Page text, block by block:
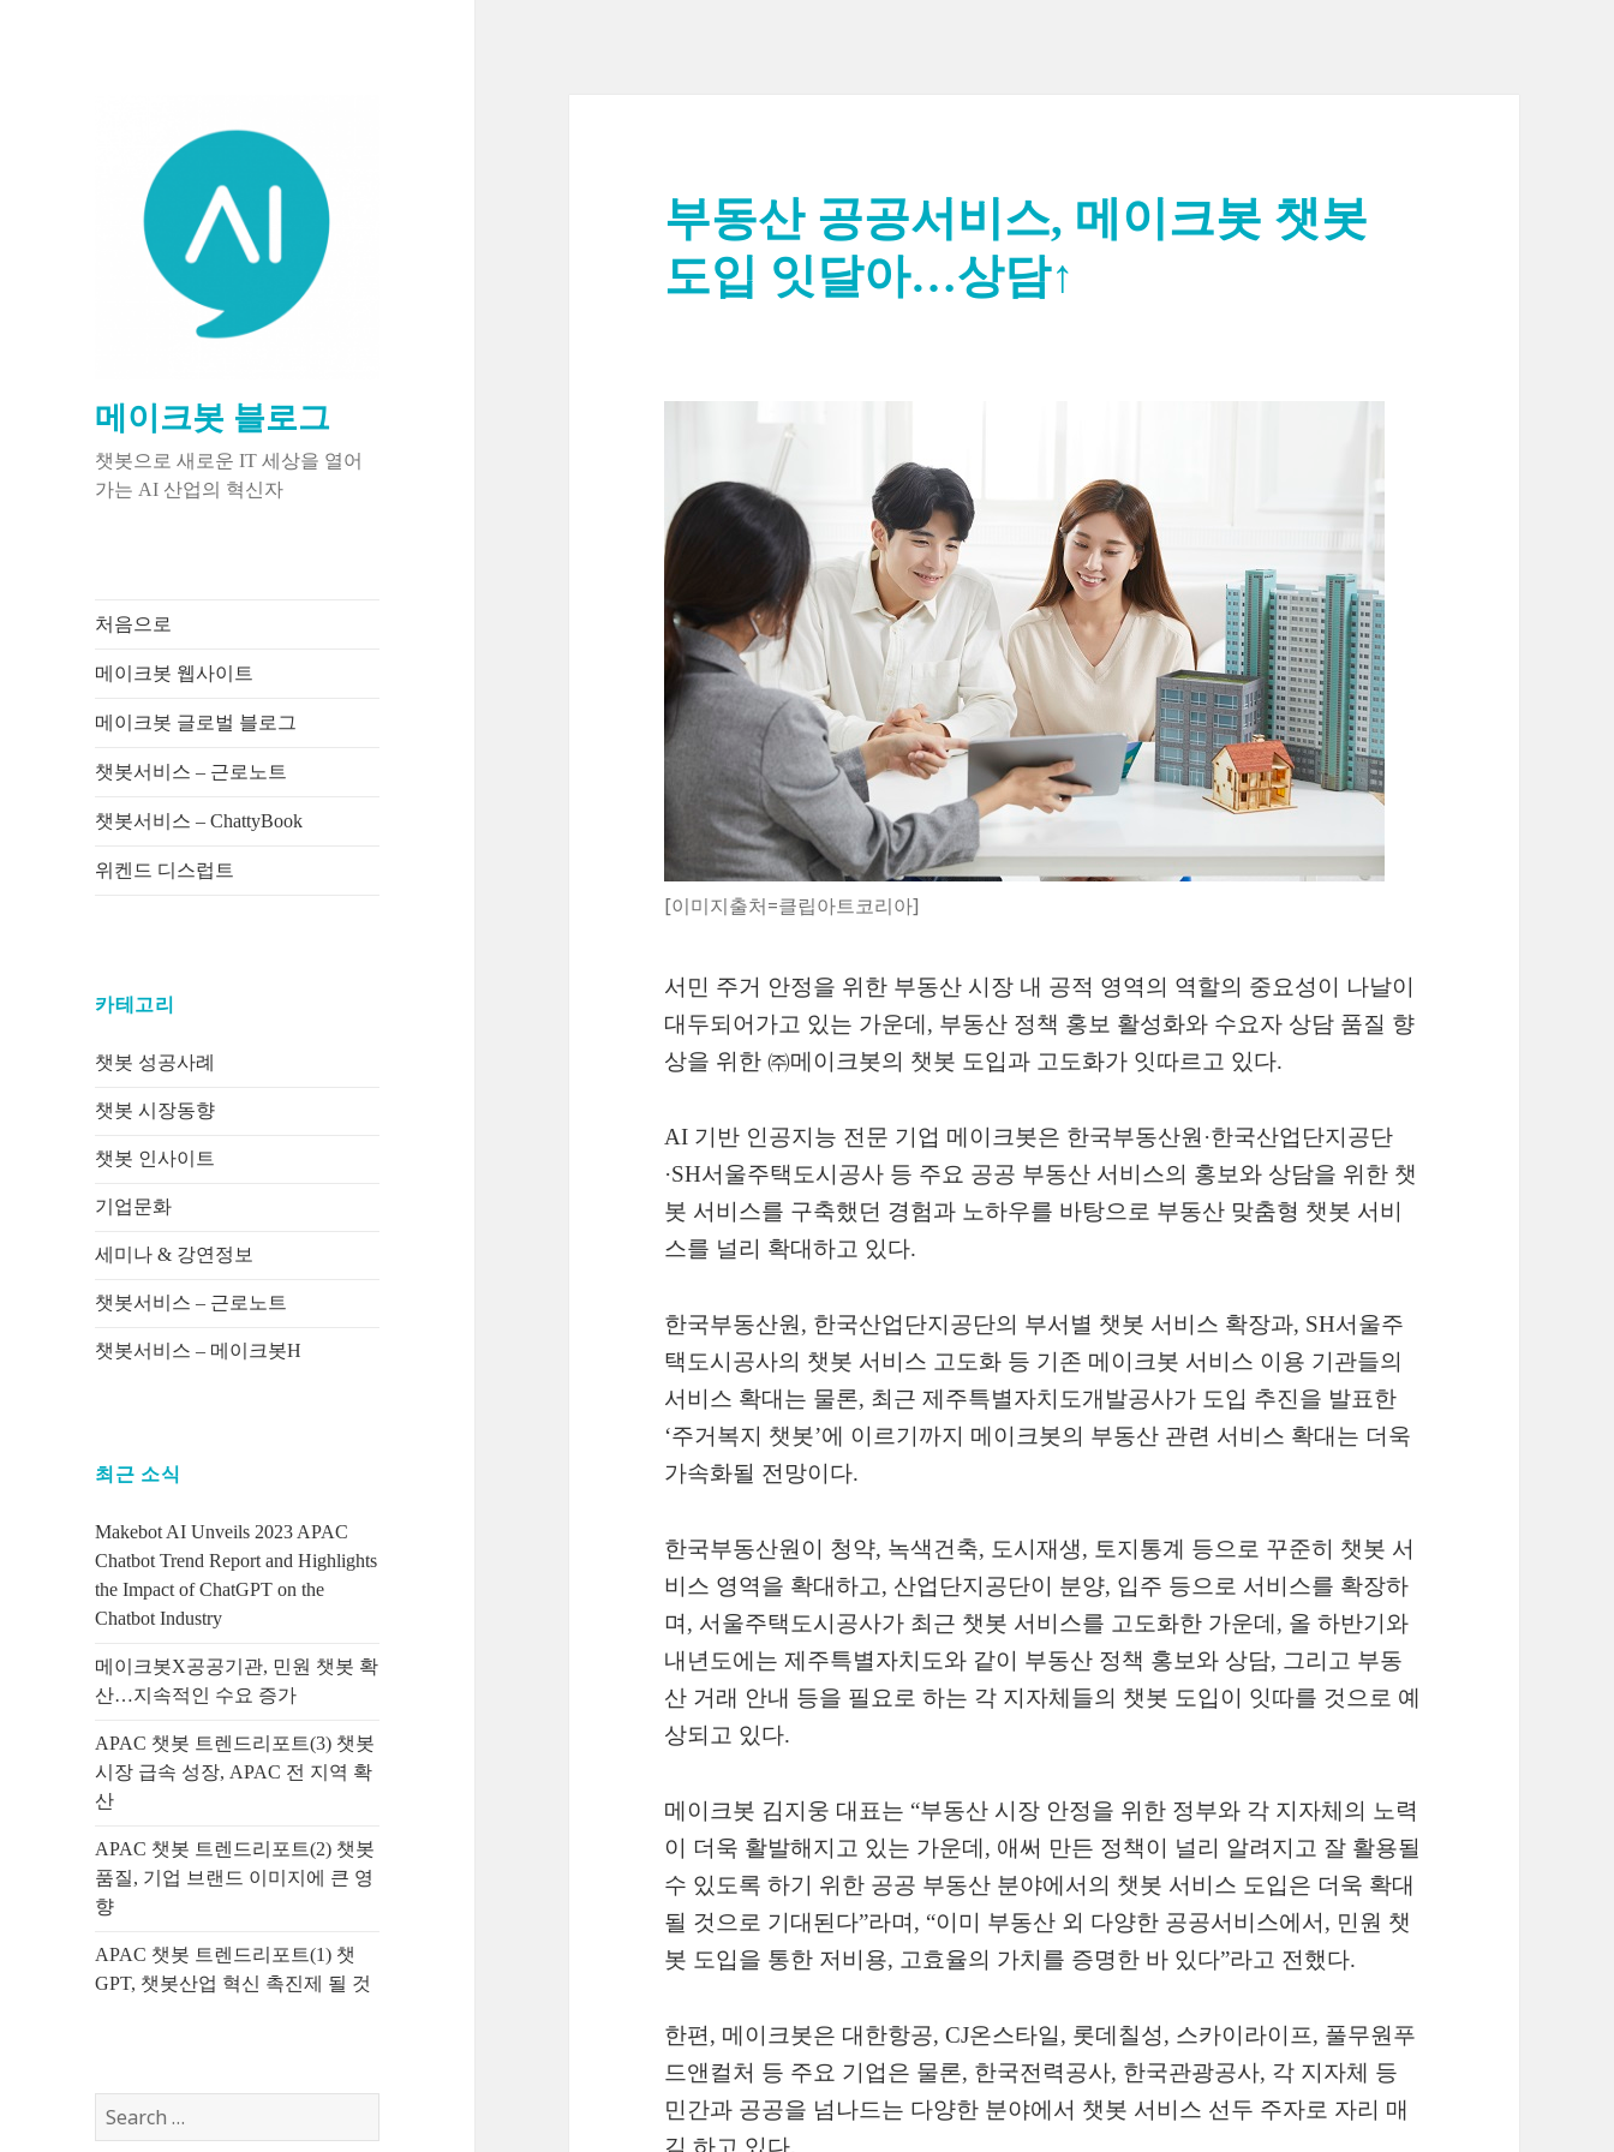
메이크봇 블로그
챗봇으로 새로운 IT 세상을 열어
가는 AI 산업의 혁신자
처음으로
메이크봇 웹사이트
메이크봇 글로벌 블로그
챗봇서비스 – 근로노트
챗봇서비스 – ChattyBook
위켄드 디스럽트
카테고리
챗봇 성공사례
챗봇 시장동향
챗봇 인사이트
기업문화
세미나 & 강연정보
챗봇서비스 – 근로노트
챗봇서비스 – 메이크봇H
최근 소식
Makebot AI Unveils 2023 APAC
Chatbot Trend Report and Highlights
the Impact of ChatGPT on the
Chatbot Industry
메이크봇X공공기관, 민원 챗봇 확
산…지속적인 수요 증가
APAC 챗봇 트렌드리포트(3) 챗봇
시장 급속 성장, APAC 전 지역 확
산
APAC 챗봇 트렌드리포트(2) 챗봇
품질, 기업 브랜드 이미지에 큰 영
향
APAC 챗봇 트렌드리포트(1) 챗
GPT, 챗봇산업 혁신 촉진제 될 것
S
e
부동산 공공서비스, 메이크봇 챗봇
도입 잇달아…상담↑
[이미지출처=클립아트코리아]
서민 주거 안정을 위한 부동산 시장 내 공적 영역의 역할의 중요성이 나날이
대두되어가고 있는 가운데, 부동산 정책 홍보 활성화와 수요자 상담 품질 향
상을 위한 ㈜메이크봇의 챗봇 도입과 고도화가 잇따르고 있다.
AI 기반 인공지능 전문 기업 메이크봇은 한국부동산원·한국산업단지공단
·SH서울주택도시공사 등 주요 공공 부동산 서비스의 홍보와 상담을 위한 챗
봇 서비스를 구축했던 경험과 노하우를 바탕으로 부동산 맞춤형 챗봇 서비
스를 널리 확대하고 있다.
한국부동산원, 한국산업단지공단의 부서별 챗봇 서비스 확장과, SH서울주
택도시공사의 챗봇 서비스 고도화 등 기존 메이크봇 서비스 이용 기관들의
서비스 확대는 물론, 최근 제주특별자치도개발공사가 도입 추진을 발표한
‘주거복지 챗봇’에 이르기까지 메이크봇의 부동산 관련 서비스 확대는 더욱
가속화될 전망이다.
한국부동산원이 청약, 녹색건축, 도시재생, 토지통계 등으로 꾸준히 챗봇 서
비스 영역을 확대하고, 산업단지공단이 분양, 입주 등으로 서비스를 확장하
며, 서울주택도시공사가 최근 챗봇 서비스를 고도화한 가운데, 올 하반기와
내년도에는 제주특별자치도와 같이 부동산 정책 홍보와 상담, 그리고 부동
산 거래 안내 등을 필요로 하는 각 지자체들의 챗봇 도입이 잇따를 것으로 예
상되고 있다.
메이크봇 김지웅 대표는 “부동산 시장 안정을 위한 정부와 각 지자체의 노력
이 더욱 활발해지고 있는 가운데, 애써 만든 정책이 널리 알려지고 잘 활용될
수 있도록 하기 위한 공공 부동산 분야에서의 챗봇 서비스 도입은 더욱 확대
될 것으로 기대된다”라며, “이미 부동산 외 다양한 공공서비스에서, 민원 챗
봇 도입을 통한 저비용, 고효율의 가치를 증명한 바 있다”라고 전했다.
한편, 메이크봇은 대한항공, CJ온스타일, 롯데칠성, 스카이라이프, 풀무원푸
드앤컬처 등 주요 기업은 물론, 한국전력공사, 한국관광공사, 각 지자체 등
민간과 공공을 넘나드는 다양한 분야에서 챗봇 서비스 선두 주자로 자리 매
김 하고 있다.